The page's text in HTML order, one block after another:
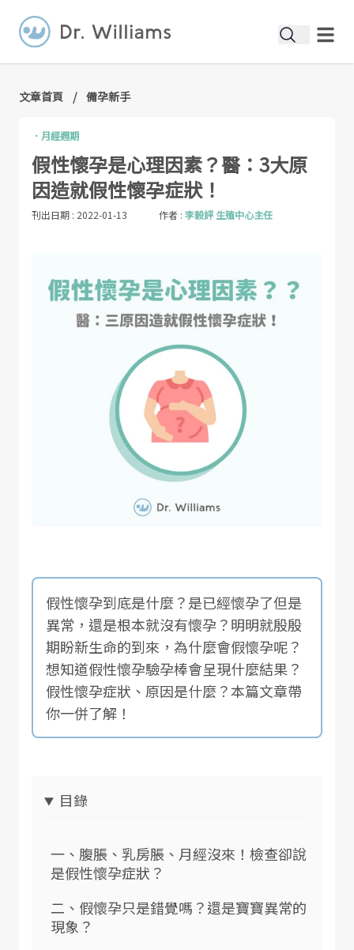
文章首頁 / 備孕新手
． 月經週期
假性懷孕是心理因素？醫：3大原
因造就假性懷孕症狀！
刊出日期 : 2022-01-13 作者 : 李毅評 生殖中心主任
假性懷孕到底是什麼？是已經懷孕了但是
異常，還是根本就沒有懷孕？明明就殷殷
期盼新生命的到來，為什麼會假懷孕呢？
想知道假性懷孕驗孕棒會呈現什麼結果？
假性懷孕症狀、原因是什麼？本篇文章帶
你一併了解！
目錄
一、腹脹、乳房脹、月經沒來！檢查卻說
是假性懷孕症狀？
二、假懷孕只是錯覺嗎？還是寶寶異常的
現象？